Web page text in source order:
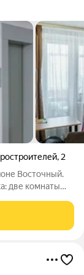
, 2
Восточный.
две комнаты